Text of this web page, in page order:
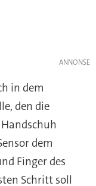
in dem
den die
dem
Finger des
Schritt soll